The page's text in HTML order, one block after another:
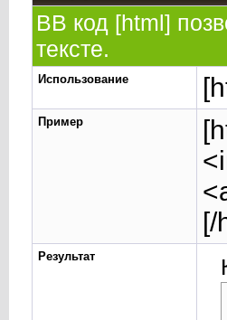
BB код [html]
тексте.
Использование
Пример
[/
Результат